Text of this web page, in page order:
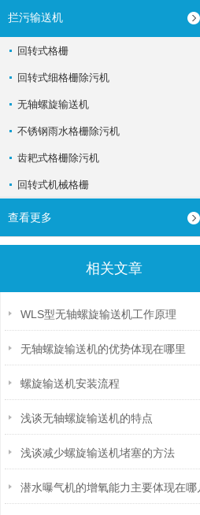
拦污输送机
回转式格栅
回转式细格栅除污机
无轴螺旋输送机
不锈钢雨水格栅除污机
齿耙式格栅除污机
回转式机械格栅
查看更多
相关文章
WLS型无轴螺旋输送机工作原理
无轴螺旋输送机的优势体现在哪里
螺旋输送机安装流程
浅谈无轴螺旋输送机的特点
浅谈减少螺旋输送机堵塞的方法